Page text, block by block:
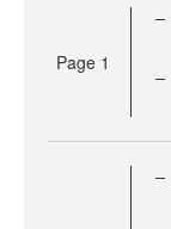
Page 1